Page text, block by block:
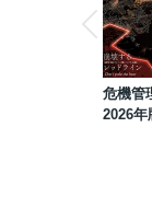
危機管
2026年